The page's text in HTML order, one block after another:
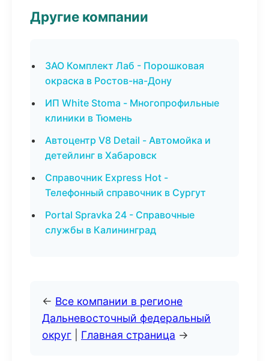
Другие компании
ЗАО Комплект Лаб - Порошковая
окраска в Ростов-на-Дону
ИП White Stoma - Многопрофильные
клиники в Тюмень
Автоцентр V8 Detail - Автомойка и
детейлинг в Хабаровск
Справочник Express Hot -
Телефонный справочник в Сургут
Portal Spravka 24 - Справочные
службы в Калининград
← Все компании в регионе
Дальневосточный федеральный
округ
Главная страница →